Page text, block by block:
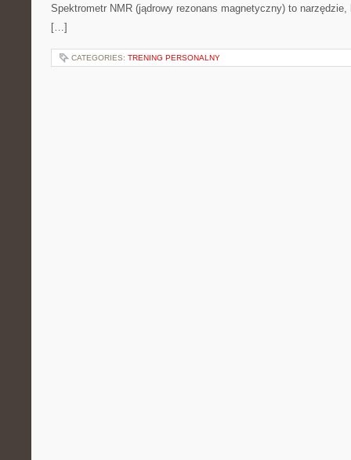
Spektrometr NMR (jądrowy rezonans magnetyczny) to
[…]
CATEGORIES: TRENING PERSONALNY